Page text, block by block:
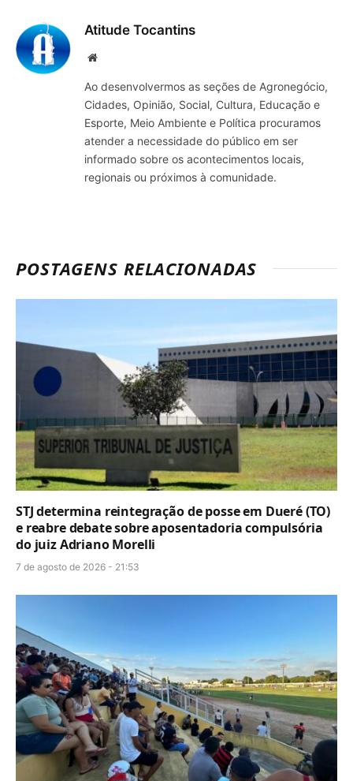
Atitude Tocantins
Site
Ao desenvolvermos as seções de Agronegócio,
Cidades, Opinião, Social, Cultura, Educação e
Esporte, Meio Ambiente e Política procuramos
atender a necessidade do público em ser
informado sobre os acontecimentos locais,
regionais ou próximos à comunidade.
POSTAGENS RELACIONADAS
STJ determina reintegração de posse em Dueré (TO)
e reabre debate sobre aposentadoria compulsória
do juiz Adriano Morelli
7 de agosto de 2026 - 21:53